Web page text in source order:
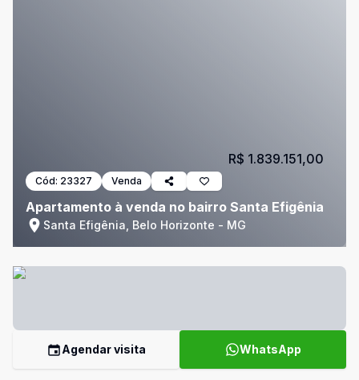
Cód: 23327 Venda
Apartamento à venda no bairro Santa Efigênia
Santa Efigênia, Belo Horizonte - MG
R$ 1.839.151,00
Agendar visita WhatsApp